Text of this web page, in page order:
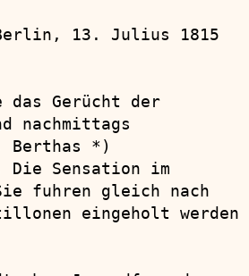
13. Julius 1815
Gerücht der
nachmittags
Berthas *)
Sensation im
fuhren gleich nach
eingeholt werden